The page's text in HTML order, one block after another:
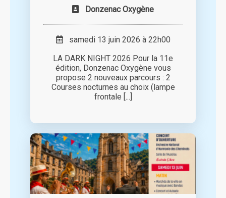
Donzenac Oxygène
samedi 13 juin 2026 à 22h00
LA DARK NIGHT 2026 Pour la 11e
édition, Donzenac Oxygène vous
propose 2 nouveaux parcours : 2
Courses nocturnes au choix (lampe
frontale [...]